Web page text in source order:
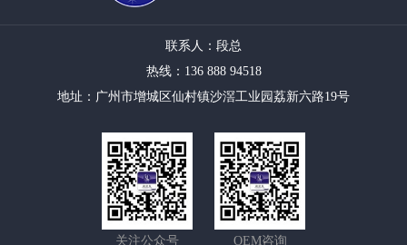
联系人：段总
热线：136 888 94518
地址：广州市增城区仙村镇沙滘工业园荔新六路19号
关注公众号 OEM咨询